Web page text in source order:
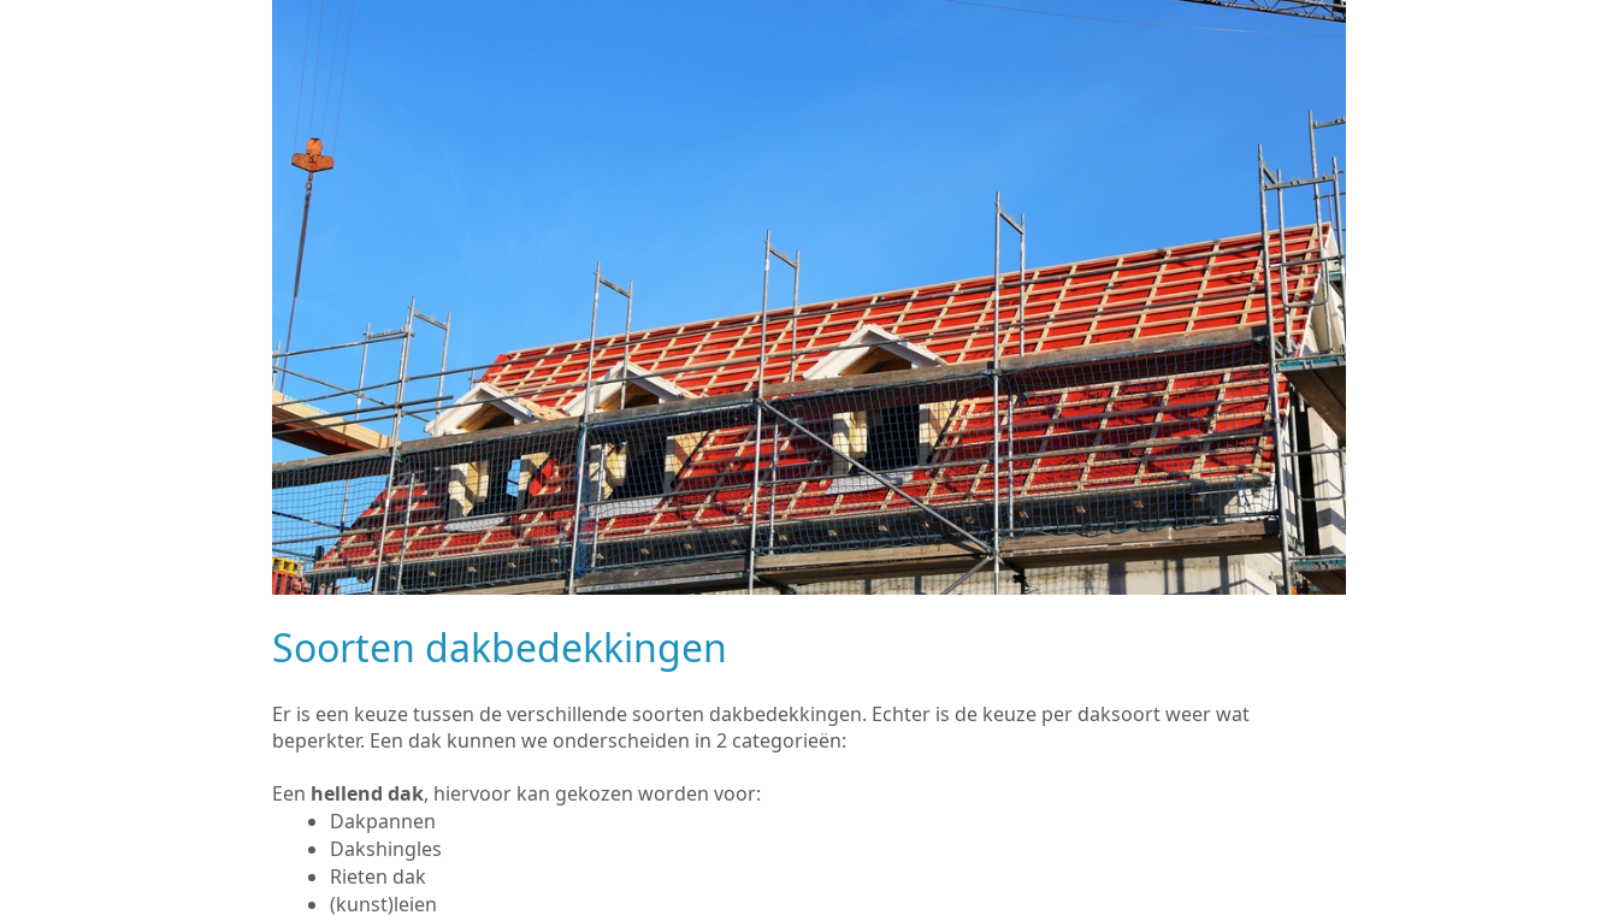
Soorten dakbedekkingen
Er is een keuze tussen de verschillende soorten dakbedekkingen. Echter is de keuze per daksoort weer wat
beperkter. Een dak kunnen we onderscheiden in 2 categorieën:
Een hellend dak, hiervoor kan gekozen worden voor:
Dakpannen
Dakshingles
Rieten dak
(kunst)leien